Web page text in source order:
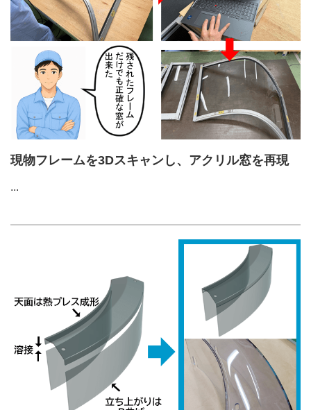
現物フレームを3Dスキャンし、アクリル窓を再現
...